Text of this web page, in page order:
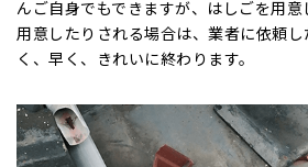
んご自身でもできますが、はしごを用
用意したりされる場合は、業者に依頼
く、早く、きれいに終わります。